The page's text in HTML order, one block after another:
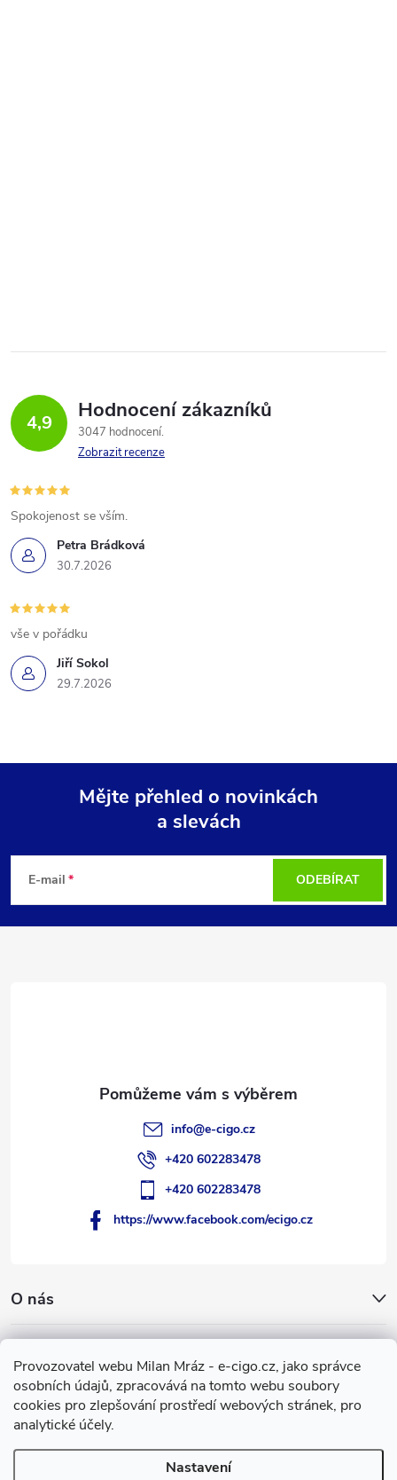
Provozovatel webu Milan Mráz - e-cigo.cz, jako správce
osobních údajů, zpracovává na tomto webu soubory
cookies pro zlepšování prostředí webových stránek, pro
analytické účely.
Nastavení
4,9 Hodnocení zákazníků
3047 hodnocení
Zobrazit recenze
Petra Brádková
30.7.2026
Spokojenost se vším.
Jiří Sokol
29.7.2026
vše v pořádku
p
Mějte přehled o novinkách
a slevách
E-mail ODEBÍRAT
O nás
Facebook
info@e-cigo.cz
+420 602283478
+420 602283478
https://www.facebook.com/ecigo.cz